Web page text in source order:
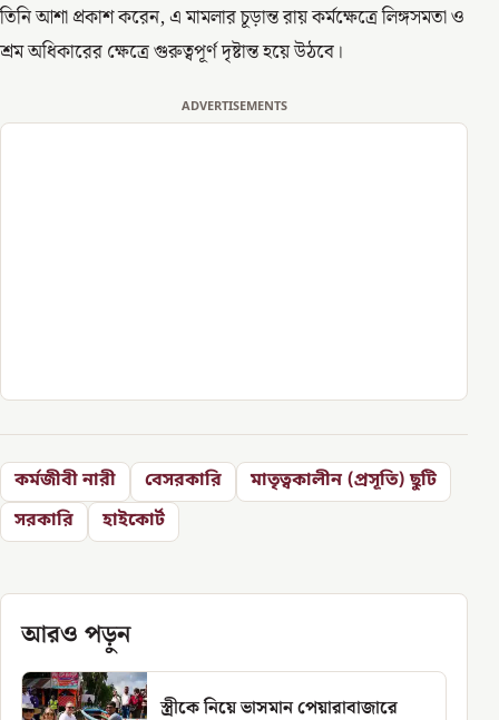
তিনি আশা প্রকাশ করেন, এ মামলার চূড়ান্ত রায় কর্মক্ষেত্রে লিঙ্গসমতা ও
শ্রম অধিকারের ক্ষেত্রে গুরুত্বপূর্ণ দৃষ্টান্ত হয়ে উঠবে।
ADVERTISEMENTS
কর্মজীবী নারী বেসরকারি
মাতৃত্বকালীন (প্রসূতি) ছুটি
সরকারি
হাইকোর্ট
আরও পড়ুন
স্ত্রীকে নিয়ে ভাসমান পেয়ারাবাজারে